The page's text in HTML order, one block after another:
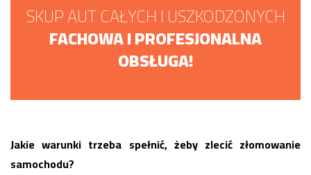
SKUP AUT CAŁYCH I USZKODZONYCH
FACHOWA I PROFESJONALNA
OBSŁUGA!
Jakie warunki trzeba spełnić, żeby zlecić złomowanie
samochodu?